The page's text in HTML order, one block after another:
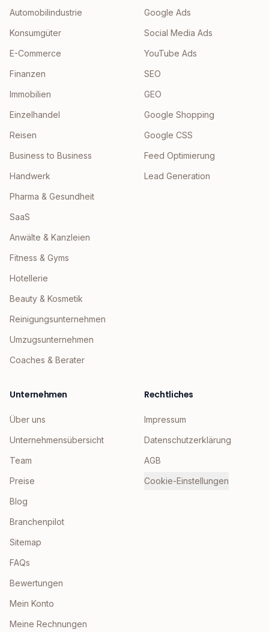
Automobilindustrie
Konsumgüter
E-Commerce
Finanzen
Immobilien
Einzelhandel
Reisen
Business to Business
Handwerk
Pharma & Gesundheit
SaaS
Anwälte & Kanzleien
Fitness & Gyms
Hotellerie
Beauty & Kosmetik
Reinigungsunternehmen
Umzugsunternehmen
Coaches & Berater
Google Ads
Social Media Ads
YouTube Ads
SEO
GEO
Google Shopping
Google CSS
Feed Optimierung
Lead Generation
Unternehmen
Über uns
Unternehmensübersicht
Team
Preise
Blog
Branchenpilot
Sitemap
FAQs
Bewertungen
Mein Konto
Meine Rechnungen
Rechtliches
Impressum
Datenschutzerklärung
AGB
Cookie-Einstellungen